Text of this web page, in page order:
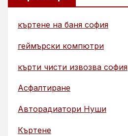
къртене на баня софия
геймърски компютри
кърти чисти извозва софия
Асфалтиране
Авторадиатори Нуши
Къртене